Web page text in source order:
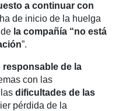
a continuar con
de inicio de la huelga
la compañía “no está
”.
responsable de la
con las
dificultades de las
pérdida de la